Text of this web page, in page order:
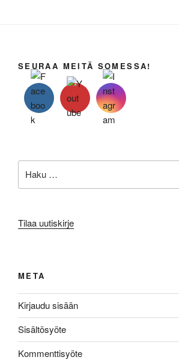
SEURAA MEITÄ SOMESSA!
Tilaa uutiskirje
META
Kirjaudu sisään
Sisältösyöte
Kommenttisyöte